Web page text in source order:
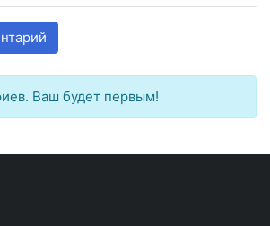
Ваш будет первым!